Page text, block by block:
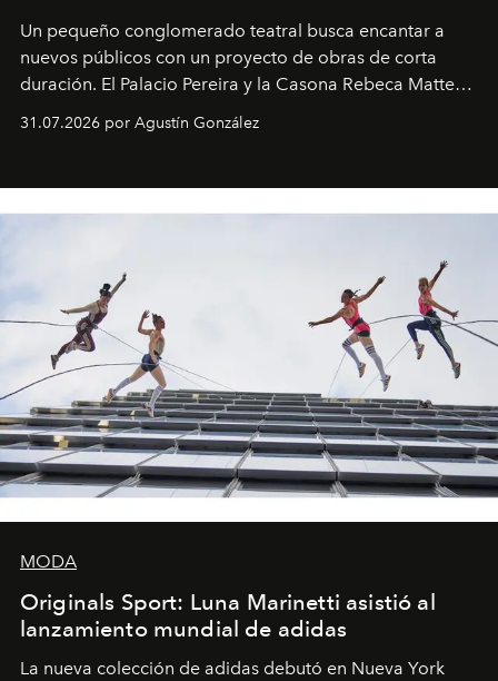
Un pequeño conglomerado teatral busca encantar a
nuevos públicos con un proyecto de obras de corta
duración. El Palacio Pereira y la Casona Rebeca Matte
son algunos de los lugares que han albergado estas
miniobras. Sus puestas en escena son limpias; ponen el
31.07.2026 por Agustín González
MODA
Originals Sport: Luna Marinetti asistió al
lanzamiento mundial de adidas
La nueva colección de adidas debutó en Nueva York